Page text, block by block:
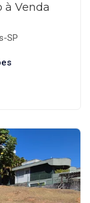
à Venda
SP